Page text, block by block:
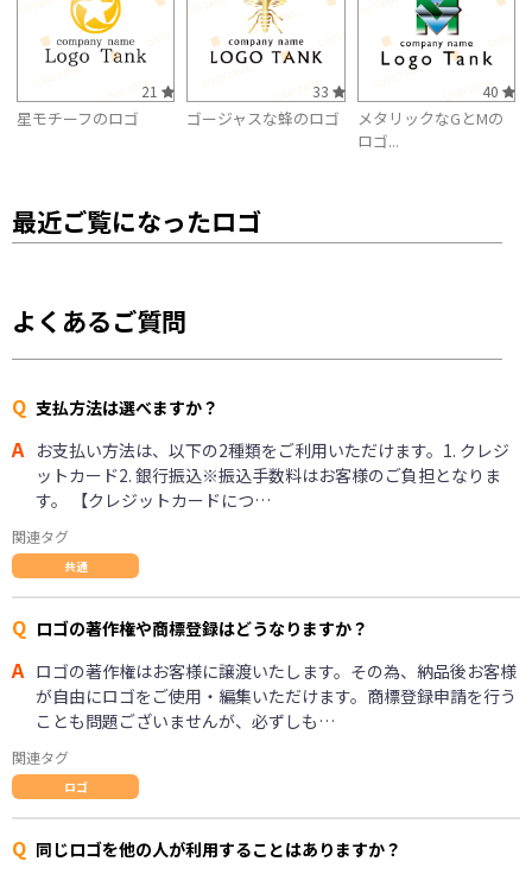
21
星モチーフのロゴ
33
ゴージャスな蜂のロゴ
40
メタリックなGとMの
ロゴ...
最近ご覧になったロゴ
よくあるご質問
Q 支払方法は選べますか？
A お支払い方法は、以下の2種類をご利用いただけます。1. クレジ
ットカード2. 銀行振込※振込手数料はお客様のご負担となりま
す。 【クレジットカードにつ…
関連タグ
共通
Q ロゴの著作権や商標登録はどうなりますか？
A ロゴの著作権はお客様に譲渡いたします。その為、納品後お客様
が自由にロゴをご使用・編集いただけます。商標登録申請を行う
ことも問題ございませんが、必ずしも…
関連タグ
ロゴ
Q 同じロゴを他の人が利用することはありますか？